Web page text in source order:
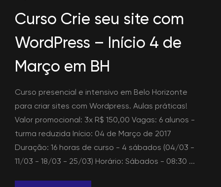
Curso Crie seu site com
WordPress – Início 4 de
Março em BH
Curso presencial e intensivo em Belo Horizonte
para criar sites com Wordpress. Aulas práticas!
Valor promocional: 3x R$ 150,00 Vagas: 6 alunos -
turma reduzida Início: 04 de Março de 2017
Duração: 16 horas de curso - 4 sábados (04/03 -
11/03 - 18/03 - 25/03) Horário: Sábados - 08:30 ...